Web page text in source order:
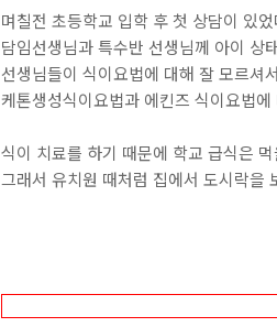
며칠전 초등학교 입학 후 첫 상담이 있었
담임선생님과 특수반 선생님께 아이 상
선생님들이 식이요법에 대해 잘 모르셔서
케톤생성식이요법과 에킨즈 식이요법
식이 치료를 하기 때문에 학교 급식은
그래서 유치원 때처럼 집에서 도시락을